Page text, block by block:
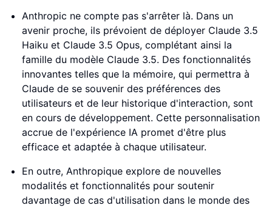
Anthropic ne compte pas s'arrêter là. Dans un
avenir proche, ils prévoient de déployer Claude 3.5
Haiku et Claude 3.5 Opus, complétant ainsi la
famille du modèle Claude 3.5. Des fonctionnalités
innovantes telles que la mémoire, qui permettra à
Claude de se souvenir des préférences des
utilisateurs et de leur historique d'interaction, sont
en cours de développement. Cette personnalisation
accrue de l'expérience IA promet d'être plus
efficace et adaptée à chaque utilisateur.
En outre, Anthropique explore de nouvelles
modalités et fonctionnalités pour soutenir
davantage de cas d'utilisation dans le monde des